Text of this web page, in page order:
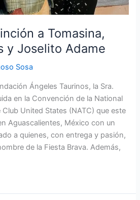
a Tomasina,
y Joselito Adame
Sosa
Ángeles Taurinos, la Sra.
en la Convención de la National
United States (NATC) que este
Aguascalientes, México con un
a quienes, con entrega y pasión,
de la Fiesta Brava. Además,